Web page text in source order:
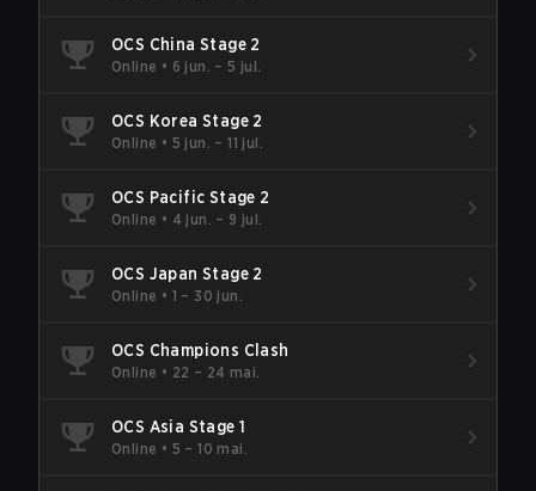
OCS China Stage 2
Online • 6 jun. – 5 jul.
OCS Korea Stage 2
Online • 5 jun. – 11 jul.
OCS Pacific Stage 2
Online • 4 jun. – 9 jul.
OCS Japan Stage 2
Online • 1 – 30 jun.
OCS Champions Clash
Online • 22 – 24 mai.
OCS Asia Stage 1
Online • 5 – 10 mai.